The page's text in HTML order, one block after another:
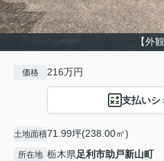
【外観
価格 216万円
支払いシ
土地面積71.99坪(238.00㎡)
所在地 栃木県足利市助戸新山町